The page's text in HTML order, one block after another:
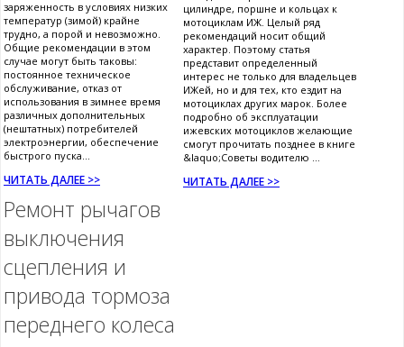
заряженность в условиях низких
температур (зимой) крайне
трудно, а порой и невозможно.
Общие рекомендации в этом
случае могут быть таковы:
постоянное техническое
обслуживание, отказ от
использования в зимнее время
различных дополнительных
(нештатных) потребителей
электроэнергии, обеспечение
быстрого пуска...
ЧИТАТЬ ДАЛЕЕ >>
цилиндре, поршне и кольцах к
мотоциклам ИЖ. Целый ряд
рекомендаций носит общий
характер. Поэтому статья
представит определенный
интерес не только для владельцев
ИЖей, но и для тех, кто ездит на
мотоциклах других марок. Более
подробно об эксплуатации
ижевских мотоциклов желающие
смогут прочитать позднее в книге
&laquo;Советы водителю ...
ЧИТАТЬ ДАЛЕЕ >>
Ремонт рычагов
выключения
сцепления и
привода тормоза
переднего колеса